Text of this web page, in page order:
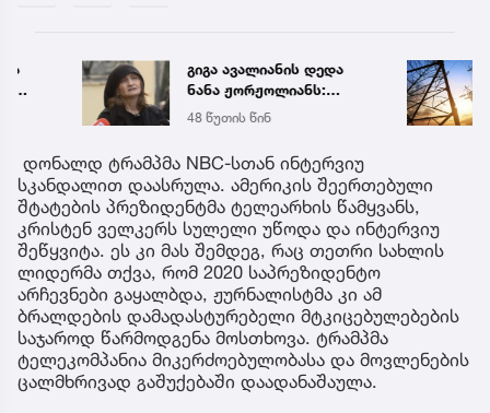
გიგა ავალიანის დედა
ნანა ჟორჟოლიანს:
დადგება დრო და
დღევანდელი „პოსტაობა“
საკუთარ თავთან
შეგარცხვენთ, ეს არის
დანაშაულის ტოლფასი
შეცდომა, რომლის
გამოსწორება
შეუძლებელია
48 წუთის წინ 5 აგვ
დონალდ ტრამპმა NBC-სთან ინტერვიუ
სკანდალით დაასრულა. ამერიკის შეერთებული
შტატების პრეზიდენტმა ტელეარხის წამყვანს,
კრისტენ ველკერს სულელი უწოდა და ინტერვიუ
შეწყვიტა. ეს კი მას შემდეგ, რაც თეთრი სახლის
ლიდერმა თქვა, რომ 2020 საპრეზიდენტო
არჩევნები გაყალბდა, ჟურნალისტმა კი ამ
ბრალდების დამადასტურებელი მტკიცებულებების
საჯაროდ წარმოდგენა მოსთხოვა. ტრამპმა
ტელეკომპანია მიკერძოებულობასა და მოვლენების
ცალმხრივად გაშუქებაში დაადანაშაულა.